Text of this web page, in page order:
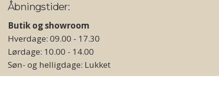
Åbningstider:
Butik og showroom
Hverdage: 09.00 - 17.30
Lørdage: 10.00 - 14.00
Søn- og helligdage: Lukket